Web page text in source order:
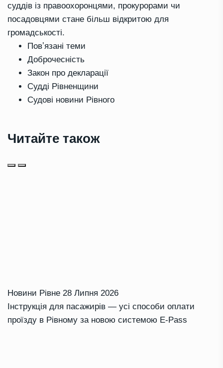
суддів із правоохоронцями, прокурорами чи
посадовцями стане більш відкритою для
громадськості.
Повʼязані теми
Доброчесність
Закон про декларації
Судді Рівненщини
Судові новини Рівного
Читайте також
Новини Рівне 28 Липня 2026
Інструкція для пасажирів — усі способи оплати
проїзду в Рівному за новою системою E-Pass